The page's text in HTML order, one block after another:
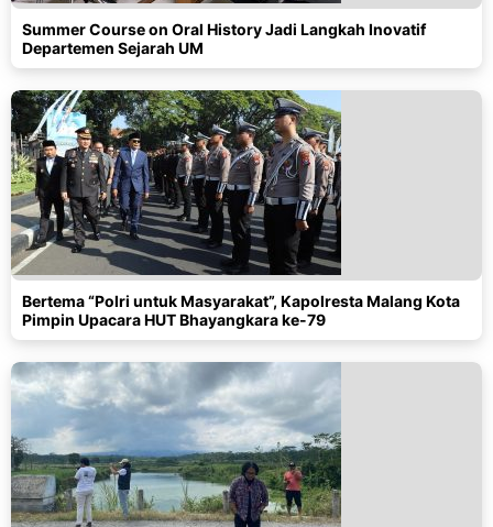
Summer Course on Oral History Jadi Langkah Inovatif
Departemen Sejarah UM
Bertema “Polri untuk Masyarakat”, Kapolresta Malang Kota
Pimpin Upacara HUT Bhayangkara ke-79